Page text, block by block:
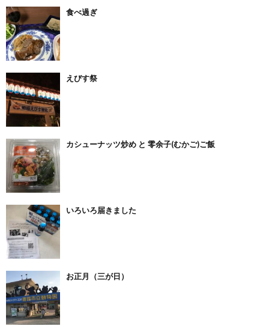
食べ過ぎ
えびす祭
カシューナッツ炒め と 零余子(むかご)ご飯
いろいろ届きました
お正月（三が日）